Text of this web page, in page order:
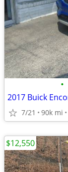
•
7/21 90k mi
$12,550